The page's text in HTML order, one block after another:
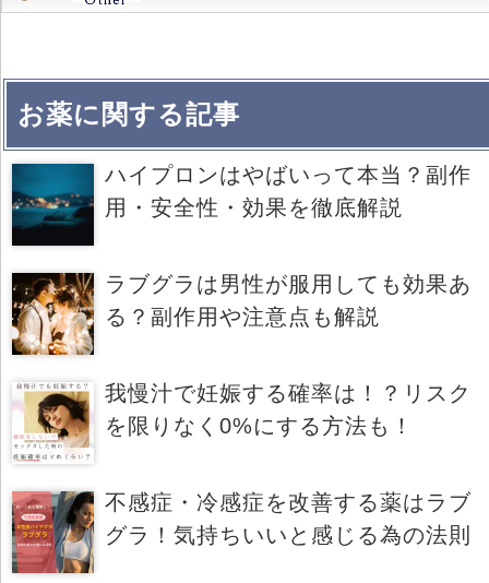
お薬に関する記事
ハイプロンはやばいって本当？副作
用・安全性・効果を徹底解説
ラブグラは男性が服用しても効果あ
る？副作用や注意点も解説
我慢汁で妊娠する確率は！？リスク
を限りなく0%にする方法も！
不感症・冷感症を改善する薬はラブ
グラ！気持ちいいと感じる為の法則